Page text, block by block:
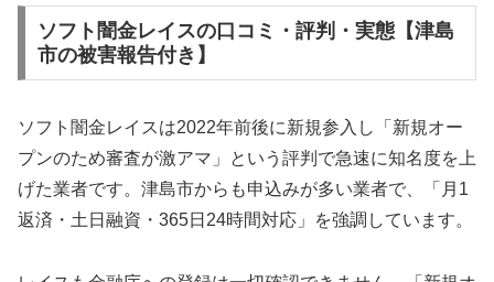
ソフト闇金レイスの口コミ・評判・実態【津島
市の被害報告付き】
ソフト闇金レイスは2022年前後に新規参入し「新規オー
プンのため審査が激アマ」という評判で急速に知名度を上
げた業者です。津島市からも申込みが多い業者で、「月1
返済・土日融資・365日24時間対応」を強調しています。